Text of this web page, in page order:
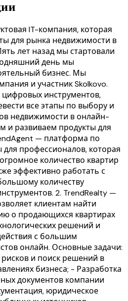
IT-компания, которая
для рынка недвижимости в
лет назад мы стартовали
день мы
бизнес. Мы
и участник Skolkovo.
инструментов,
все этапы по выбору и
недвижимости в онлайн-
и развиваем продукты для
— платформа по
профессионалов, которая
количество квартир
эффективно работать с
количеству
2. TrendRealty —
клиентам найти
о продающихся квартирах
решений и
с большим
онлайн. Основные задачи:
и поиск решений в
бизнеса; - Разработка
документов компании
юридическое